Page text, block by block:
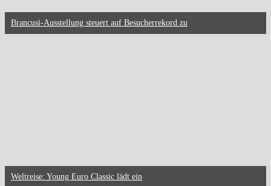
Brancusi-Ausstellung steuert auf Besucherrekord zu
Weltreise: Young Euro Classic lädt ein